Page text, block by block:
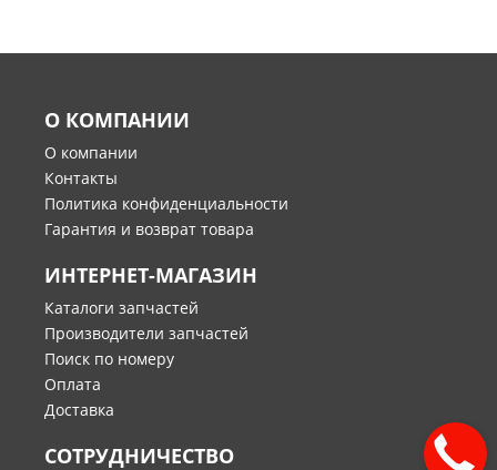
О КОМПАНИИ
О компании
Контакты
Политика конфиденциальности
Гарантия и возврат товара
ИНТЕРНЕТ-МАГАЗИН
Каталоги запчастей
Производители запчастей
Поиск по номеру
Оплата
Доставка
СОТРУДНИЧЕСТВО